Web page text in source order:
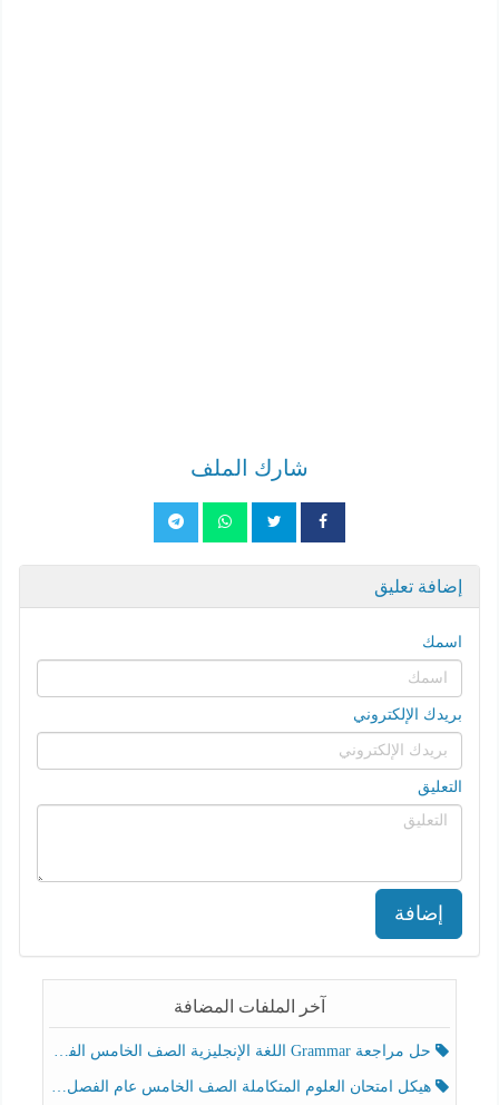
شارك الملف
إضافة تعليق
اسمك
بريدك الإلكتروني
التعليق
إضافة
آخر الملفات المضافة
حل مراجعة Grammar اللغة الإنجليزية الصف الخامس الفصل الثالث
هيكل امتحان العلوم المتكاملة الصف الخامس عام الفصل الدراسي الثالث 2025-2026